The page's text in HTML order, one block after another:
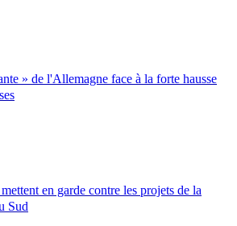
» de l'Allemagne face à la forte hausse
en garde contre les projets de la
Sud